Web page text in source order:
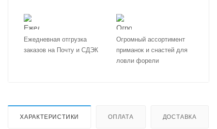
Ежедневная отгрузка
заказов на Почту и СДЭК
Огромный ассортимент
приманок и снастей для
ловли форели
ХАРАКТЕРИСТИКИ ОПЛАТА ДОСТАВКА